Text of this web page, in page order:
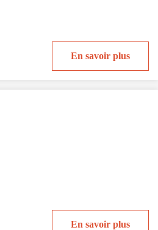
En savoir plus
En savoir plus